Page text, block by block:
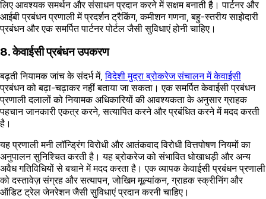
लिए आवश्यक समर्थन और संसाधन प्रदान करने में सक्षम बनाती है। पार्टनर और
आईबी प्रबंधन प्रणाली में प्रदर्शन ट्रैकिंग, कमीशन गणना, बहु-स्तरीय साझेदारी
प्रबंधन और एक समर्पित पार्टनर पोर्टल जैसी सुविधाएं होनी चाहिए।
8. केवाईसी प्रबंधन उपकरण
बढ़ती नियामक जांच के संदर्भ में,विदेशी मुद्रा ब्रोकरेज संचालन में केवाईसी
प्रबंधन को बढ़ा-चढ़ाकर नहीं बताया जा सकता। एक समर्पित केवाईसी प्रबंधन
प्रणाली दलालों को नियामक अधिकारियों की आवश्यकता के अनुसार ग्राहक
पहचान जानकारी एकत्र करने, सत्यापित करने और प्रबंधित करने में मदद करती
है।
यह प्रणाली मनी लॉन्ड्रिंग विरोधी और आतंकवाद विरोधी वित्तपोषण नियमों का
अनुपालन सुनिश्चित करती है। यह ब्रोकरेज को संभावित धोखाधड़ी और अन्य
अवैध गतिविधियों से बचाने में मदद करता है। एक व्यापक केवाईसी प्रबंधन प्रणाली
को दस्तावेज़ संग्रह और सत्यापन, जोखिम मूल्यांकन, ग्राहक स्क्रीनिंग और
ऑडिट ट्रेल जेनरेशन जैसी सुविधाएं प्रदान करनी चाहिए।